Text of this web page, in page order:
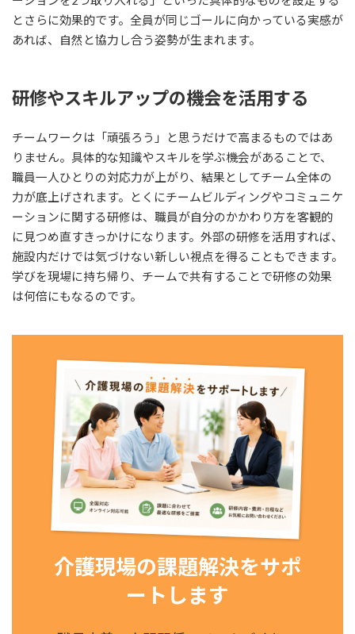
とさらに効果的です。全員が同じゴールに向かっている実感が
あれば、自然と協力し合う姿勢が生まれます。
研修やスキルアップの機会を活用する
チームワークは「頑張ろう」と思うだけで高まるものではあ
りません。具体的な知識やスキルを学ぶ機会があることで、
職員一人ひとりの対応力が上がり、結果としてチーム全体の
力が底上げされます。とくにチームビルディングやコミュニケ
ーションに関する研修は、職員が自分のかかわり方を客観的
に見つめ直すきっかけになります。外部の研修を活用すれば、
施設内だけでは気づけない新しい視点を得ることもできます。
学びを現場に持ち帰り、チームで共有することで研修の効果
は何倍にもなるのです。
介護現場の課題解決をサポ
ートします